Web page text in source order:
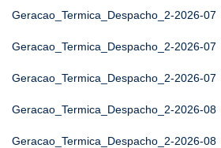
Geracao_Termica_Despacho_2-2026-07
Geracao_Termica_Despacho_2-2026-07
Geracao_Termica_Despacho_2-2026-07
Geracao_Termica_Despacho_2-2026-08
Geracao_Termica_Despacho_2-2026-08